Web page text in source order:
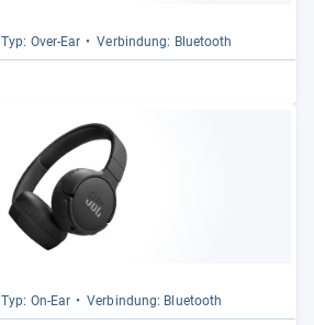
Typ: Over-​Ear Ver­bin­dung: Blue­tooth
Typ: On-​Ear Ver­bin­dung: Blue­tooth